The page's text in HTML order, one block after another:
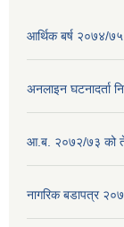
आर्थिक बर्ष २०७४/७५
अनलाइन घटनादर्ता
आ.ब. २०७२/७३ को तेसो
नागरिक बडापत्र